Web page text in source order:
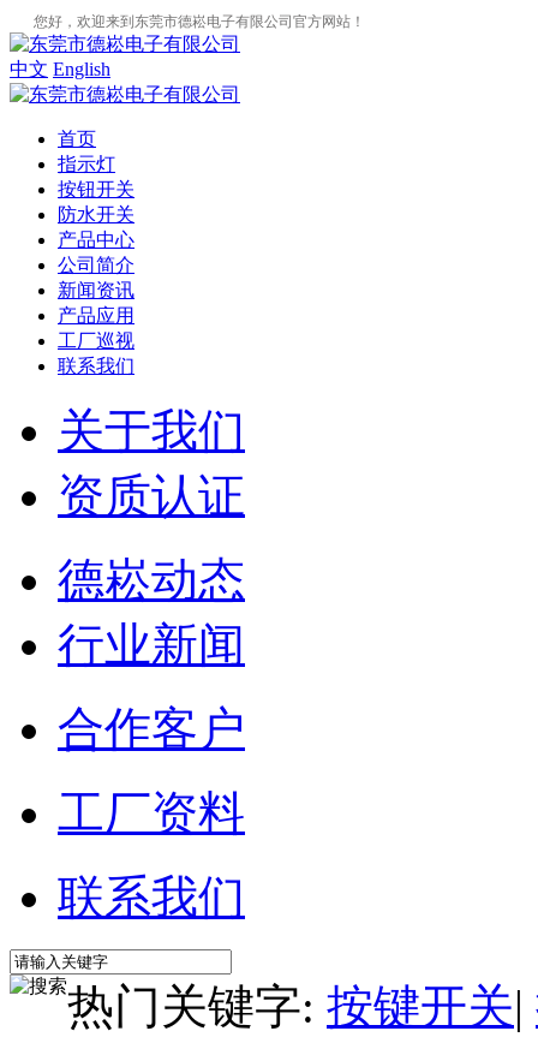
您好，欢迎来到东莞市德崧电子有限公司官方网站！
中文 English
首页
指示灯
按钮开关
防水开关
产品中心
公司简介
新闻资讯
产品应用
工厂巡视
联系我们
关于我们
资质认证
德崧动态
行业新闻
合作客户
工厂资料
联系我们
热门关键字: 按键开关|